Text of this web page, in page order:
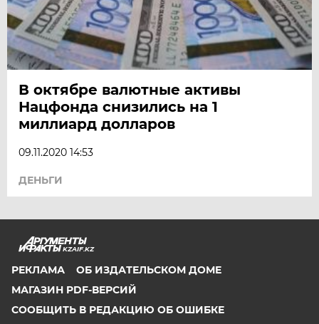
В октябре валютные активы
Нацфонда снизились на 1
миллиард долларов
09.11.2020 14:53
ДЕНЬГИ
KZAIF.KZ
РЕКЛАМА
ОБ ИЗДАТЕЛЬСКОМ ДОМЕ
МАГАЗИН PDF-ВЕРСИЙ
СООБЩИТЬ В РЕДАКЦИЮ ОБ ОШИБКЕ